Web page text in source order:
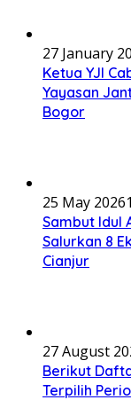
27 January
Ketua YJI
Yayasan
Bogor
25 May 2026
Sambut Idul
Salurkan 8
Cianjur
27 August
Berikut
Terpilih